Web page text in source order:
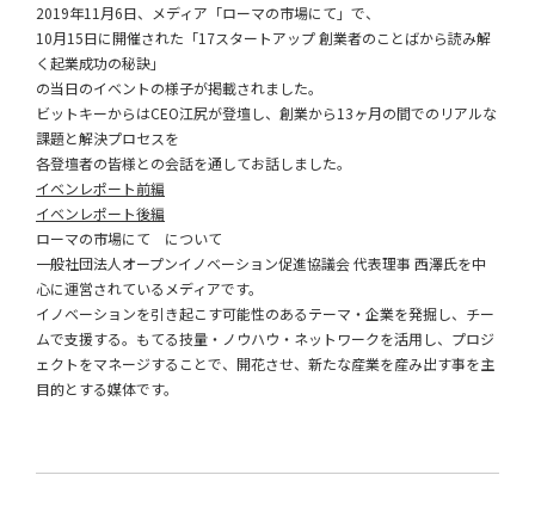
2019年11月6日、メディア「ローマの市場にて」で、
10月15日に開催された「17スタートアップ 創業者のことばから読み解
く起業成功の秘訣」
の当日のイベントの様子が掲載されました。
ビットキーからはCEO江尻が登壇し、創業から13ヶ月の間でのリアルな
課題と解決プロセスを
各登壇者の皆様との会話を通してお話しました。
イベンレポート前編
イベンレポート後編
ローマの市場にて について
一般社団法人オープンイノベーション促進協議会 代表理事 西澤氏を中
心に運営されているメディアです。
イノベーションを引き起こす可能性のあるテーマ・企業を発掘し、チー
ムで支援する。もてる技量・ノウハウ・ネットワークを活用し、プロジ
ェクトをマネージすることで、開花させ、新たな産業を産み出す事を主
目的とする媒体です。